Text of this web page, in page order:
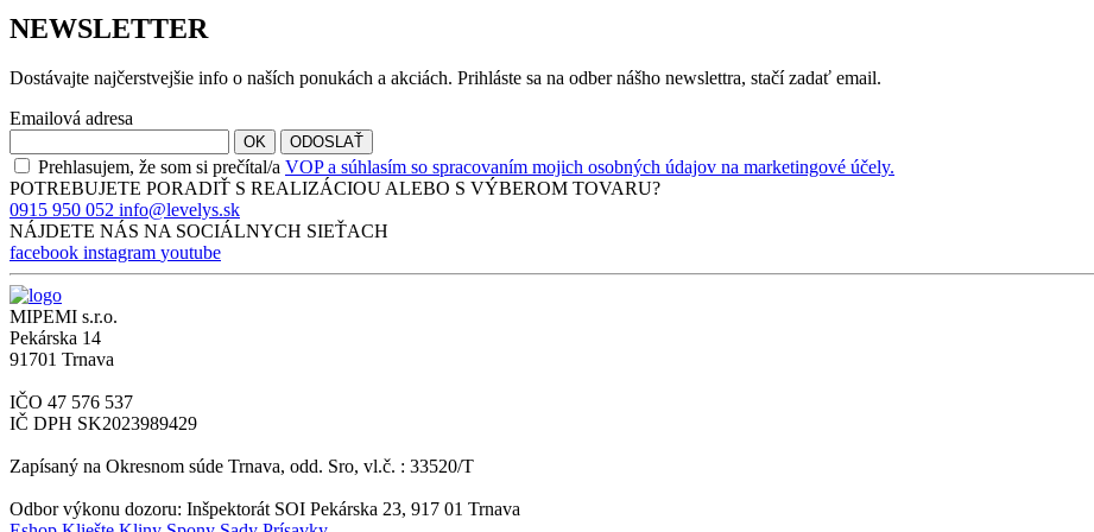
NEWSLETTER
Dostávajte najčerstvejšie info o naších ponukách a akciách. Prihláste sa na odber nášho newslettra, stačí zadať email.
Emailová adresa
OK ODOSLAŤ
Prehlasujem, že som si prečítal/a VOP a súhlasím so spracovaním mojich osobných údajov na marketingové účely.
POTREBUJETE PORADIŤ S REALIZÁCIOUALEBO S VÝBEROM TOVARU?
0915 950 052 info@levelys.sk
NÁJDETE NÁS NA SOCIÁLNYCH SIEŤACH
facebook instagram youtube
MIPEMI s.r.o.
Pekárska 14
91701 Trnava
IČO 47 576 537
IČ DPH SK2023989429
Zapísaný na Okresnom súde Trnava, odd. Sro, vl.č. : 33520/T
Odbor výkonu dozoru: Inšpektorát SOI Pekárska 23, 917 01 Trnava